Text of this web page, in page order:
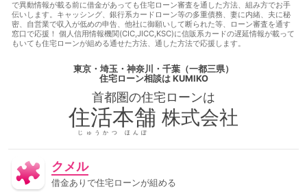
通る方法
借金があっても住宅ローン審査に通る方法
借金が
あっても住宅ローン審査に通過することは可能
借金があっても
審査に通る
借金があっても審査に通る
借金があっても審査
に通る方法
借金があっても通る 借金があっても通る
借
金があっても通る方法
借金があってローンに通る
ってローンに通る方法
借金があってローン審査に通る
があってローン審査に通る方法
借金があって住宅ローンに通
借金があって住宅ローンに通る方法
借金があって住宅ロ
借金があって住宅ローン審査に通る方法
金があって審査に通る
借金があって審査に通る方法
借金があって通る方法 停止条件
債権譲渡 入札
危険負担
原価法
取引事例比較法
取消権 合意解除
行
固定資産税 固定金利 土地
で異動情報が載る前に借金があっても住宅ローン審査を通した方法、組み方でお手
伝いします。キャッシング、銀行系カードローン等の多重債務、妻に内緒、夫に秘
密、自営業で収入が低めの申告、他社に御願いして断られた等、ローン審査を通す
窓口で応援！ 個人信用情報機関(CIC,JICC,KSC)に信販系カードの遅延情報が載って
もいても住宅ローンが組める通せた方法、通した方法で応援します。
東京・埼玉・神奈川・千葉（一都三県）
住宅ローン相談は KUMIKO
首都圏の住宅ローンは
住活本舗
じゅうかつ ほんぽ
株式会社
クメル
借金ありで住宅ローンが組める